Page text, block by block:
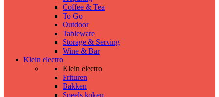
Coffee & Tea
To Go
Outdoor
Tableware
Storage & Serving
Wine & Bar
Klein electro
Klein electro
Frituren
Bakken
Speels koken